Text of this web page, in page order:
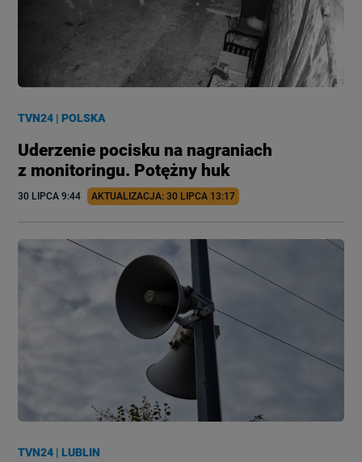
TVN24 |POLSKA
Uderzenie pocisku na nagraniach
z monitoringu. Potężny huk
30 LIPCA 9:44 AKTUALIZACJA: 30 LIPCA 13:17
TVN24 |LUBLIN